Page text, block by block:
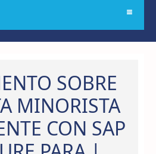
SOBRE
MINORISTA
CON SAP